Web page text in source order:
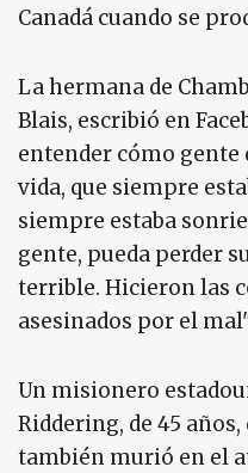
Canadá cuando se
La hermana de
Blais, escribió en
entender cómo gente
vida, que siempre
siempre estaba
gente, pueda perder
terrible. Hicieron las
asesinados por el
Un misionero
Riddering, de 45
también murió en el